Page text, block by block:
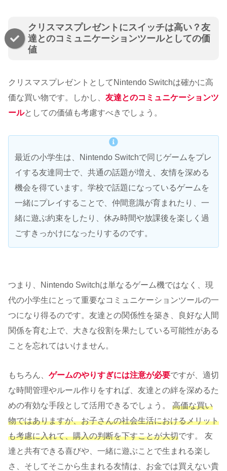
クリスマスプレゼントにスイッチは高い？友
達とのコミュニケーションツールとしての価
値
クリスマスプレゼントとしてNintendo Switchは確かに高
価な買い物です。しかし、 友達とのコミュニケーションツ
ールとしての価値も考慮すべきでしょう。
最近の小学生は、Nintendo Switchで同じゲームをプレ
イする友達同士で、共通の話題が増え、友情を深める
機会を得ています。学校で話題になっているゲームを
一緒にプレイすることで、仲間意識が育まれたり、一
緒に遊ぶ約束をしたり、休み時間や放課後を楽しく過
ごすきっかけになったりするのです。
つまり、Nintendo Switchは単なるゲーム機ではなく、現
代の小学生にとって重要なコミュニケーションツールの一
つになり得るのです。友達との関係性を築き、良好な人間
関係を育む上で、大きな役割を果たしている可能性がある
ことを忘れてはいけません。
もちろん、 ゲームのやりすぎには注意が必要ですが、適切
な時間管理やルール作りをすれば、友達との絆を深めるた
めの有効な手段として活用できるでしょう。 高価な買い
物ではありますが、お子さんの社会生活におけるメリット
も考慮に入れて、購入の判断を下すことが大切です。 友
達と共有できる喜びや、一緒に遊ぶことで生まれる楽し
さ、そしてそこから生まれる友情は、お金では買えない貴